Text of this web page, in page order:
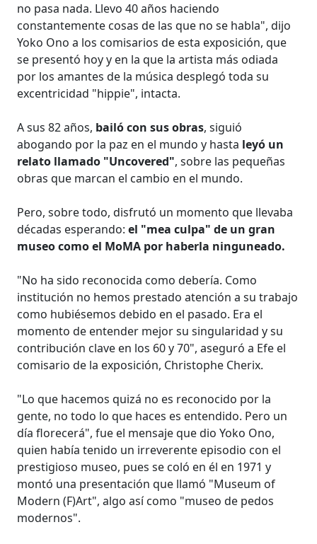
no pasa nada. Llevo 40 años haciendo
constantemente cosas de las que no se habla", dijo
Yoko Ono a los comisarios de esta exposición, que
se presentó hoy y en la que la artista más odiada
por los amantes de la música desplegó toda su
excentricidad "hippie", intacta.
A sus 82 años, bailó con sus obras, siguió
abogando por la paz en el mundo y hasta leyó un
relato llamado "Uncovered", sobre las pequeñas
obras que marcan el cambio en el mundo.
Pero, sobre todo, disfrutó un momento que llevaba
décadas esperando:el "mea culpa" de un gran
museo como el MoMA por haberla ninguneado.
"No ha sido reconocida como debería. Como
institución no hemos prestado atención a su trabajo
como hubiésemos debido en el pasado. Era el
momento de entender mejor su singularidad y su
contribución clave en los 60 y 70", aseguró a Efe el
comisario de la exposición, Christophe Cherix.
"Lo que hacemos quizá no es reconocido por la
gente, no todo lo que haces es entendido. Pero un
día florecerá", fue el mensaje que dio Yoko Ono,
quien había tenido un irreverente episodio con el
prestigioso museo, pues se coló en él en 1971 y
montó una presentación que llamó "Museum of
Modern (F)Art", algo así como "museo de pedos
modernos".